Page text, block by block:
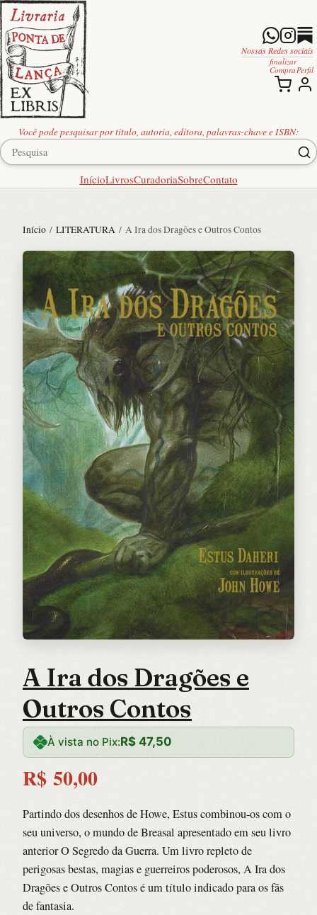
Você pode pesquisar por título, autoria, editora, palavras-chave e ISBN:
InícioLivrosCuradoriaSobreContato
Nossas Redes sociais
finalizar
Compra Perfil
Início / LITERATURA / A Ira dos Dragões e Outros Contos
A Ira dos Dragões e
Outros Contos
À vista no Pix:R$ 47,50
R$ 50,00
Partindo dos desenhos de Howe, Estus combinou-os com o
seu universo, o mundo de Breasal apresentado em seu livro
anterior O Segredo da Guerra. Um livro repleto de
perigosas bestas, magias e guerreiros poderosos, A Ira dos
Dragões e Outros Contos é um título indicado para os fãs
de fantasia.